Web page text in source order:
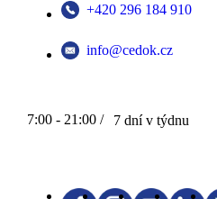
+420 296 184 910
info@cedok.cz
7:00 - 21:00 / 7 dní v týdnu